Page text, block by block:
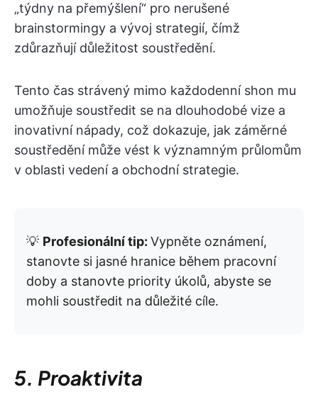
„týdny na přemýšlení“ pro nerušené
brainstormingy a vývoj strategií, čímž
zdůrazňují důležitost soustředění.
Tento čas strávený mimo každodenní shon mu
umožňuje soustředit se na dlouhodobé vize a
inovativní nápady, což dokazuje, jak záměrné
soustředění může vést k významným průlomům
v oblasti vedení a obchodní strategie.
💡 Profesionální tip: Vypněte oznámení,
stanovte si jasné hranice během pracovní
doby a stanovte priority úkolů, abyste se
mohli soustředit na důležité cíle.
5. Proaktivita